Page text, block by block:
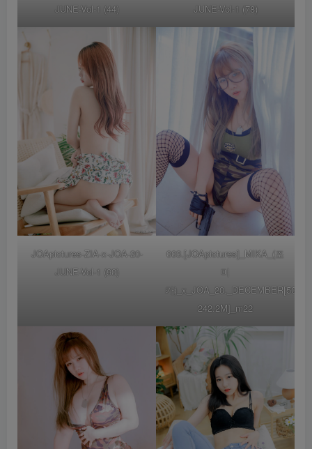
JUNE-Vol-1 (44)
JUNE-Vol-1 (78)
JOApictures-ZIA-x-JOA-20-
JUNE-Vol-1 (90)
003.[JOApictures]_MIKA_(조
미
카)_x_JOA_20._DECEMBER[50P-
242.2M]_m22